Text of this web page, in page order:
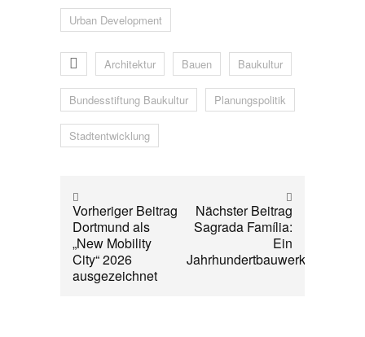
Urban Development
Architektur Bauen Baukultur
Bundesstiftung Baukultur Planungspolitik
Stadtentwicklung
Vorheriger Beitrag
Dortmund als
„New Mobility
City“ 2026
ausgezeichnet
Nächster Beitrag
Sagrada Família:
Ein
Jahrhundertbauwerk